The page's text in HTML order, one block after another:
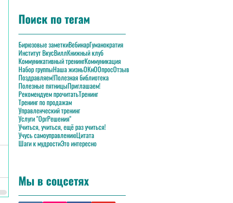
Поиск по тегам
Бирюзовые заметкиВебинарГуманократия
Институт ВкусВиллКнижный клуб
Коммуникативный тренингКоммуникация
Набор группыНаша жизньОКнООпросОтзыв
Поздравляем!Полезная библиотека
Полезные пятницыПриглашаем!
Рекомендуем прочитатьТренинг
Тренинг по продажам
Управленческий тренинг
Услуги "ОргРешения"
Учиться, учиться, ещё раз учиться!
Учусь самоуправлениюЦитата
Шаги к мудростиЭто интересно
Мы в соцсетях